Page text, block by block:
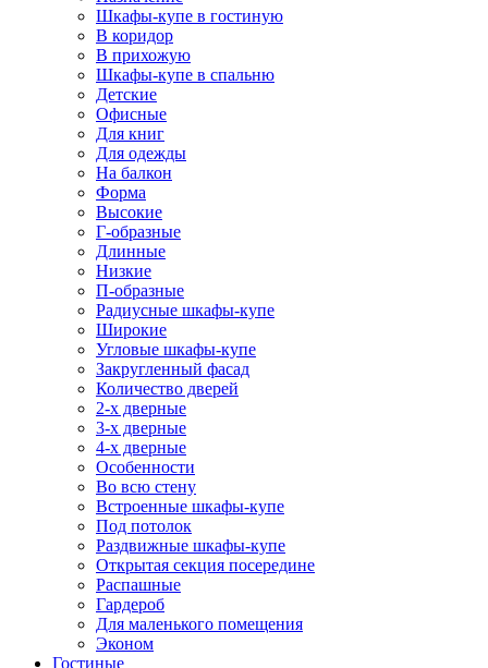
Шкафы-купе в гостиную
В коридор
В прихожую
Шкафы-купе в спальню
Детские
Офисные
Для книг
Для одежды
На балкон
Форма
Высокие
Г-образные
Длинные
Низкие
П-образные
Радиусные шкафы-купе
Широкие
Угловые шкафы-купе
Закругленный фасад
Количество дверей
2-х дверные
3-х дверные
4-х дверные
Особенности
Во всю стену
Встроенные шкафы-купе
Под потолок
Раздвижные шкафы-купе
Открытая секция посередине
Распашные
Гардероб
Для маленького помещения
Эконом
Гостиные